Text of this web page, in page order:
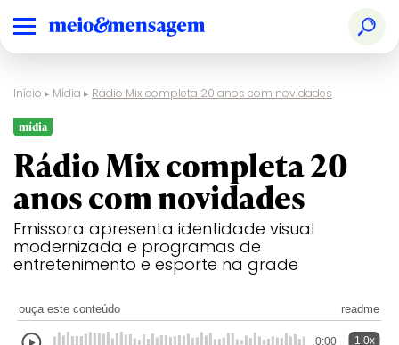
Início ▸ Mídia ▸ Rádio Mix completa 20 anos com novidades
mídia
Rádio Mix completa 20
anos com novidades
Emissora apresenta identidade visual
modernizada e programas de
entretenimento e esporte na grade
ouça este conteúdo readme
0:00 1.0x